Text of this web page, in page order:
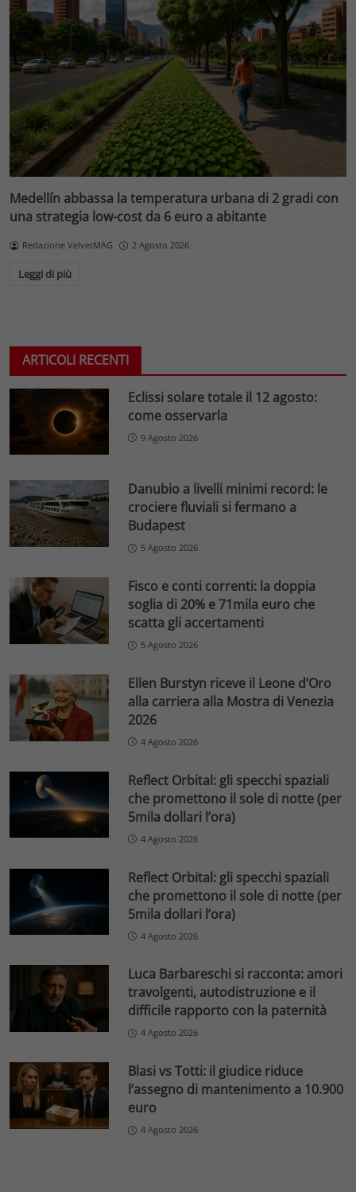
Medellín abbassa la temperatura urbana di 2 gradi con
una strategia low-cost da 6 euro a abitante
Redazione VelvetMAG 2 Agosto 2026
Leggi di più
ARTICOLI RECENTI
Eclissi solare totale il 12 agosto:
come osservarla
9 Agosto 2026
Danubio a livelli minimi record: le
crociere fluviali si fermano a
Budapest
5 Agosto 2026
Fisco e conti correnti: la doppia
soglia di 20% e 71mila euro che
scatta gli accertamenti
5 Agosto 2026
Ellen Burstyn riceve il Leone d’Oro
alla carriera alla Mostra di Venezia
2026
4 Agosto 2026
Reflect Orbital: gli specchi spaziali
che promettono il sole di notte (per
5mila dollari l’ora)
4 Agosto 2026
Reflect Orbital: gli specchi spaziali
che promettono il sole di notte (per
5mila dollari l’ora)
4 Agosto 2026
Luca Barbareschi si racconta: amori
travolgenti, autodistruzione e il
difficile rapporto con la paternità
4 Agosto 2026
Blasi vs Totti: il giudice riduce
l’assegno di mantenimento a 10.900
euro
4 Agosto 2026